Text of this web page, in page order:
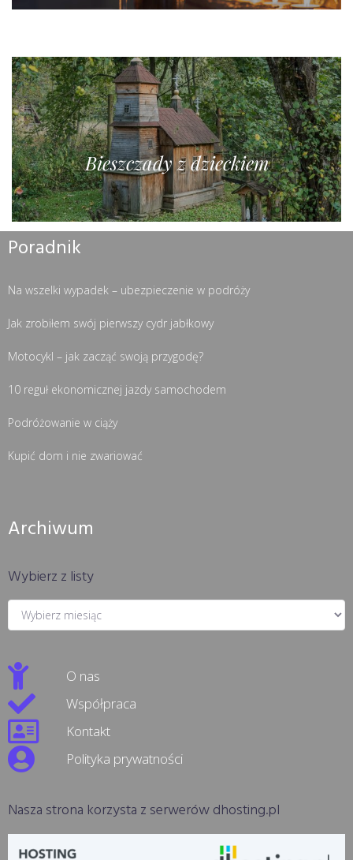
Bieszczady z dzieckiem
Poradnik
Na wszelki wypadek – ubezpieczenie w podróży
Jak zrobiłem swój pierwszy cydr jabłkowy
Motocykl – jak zacząć swoją przygodę?
10 reguł ekonomicznej jazdy samochodem
Podróżowanie w ciąży
Kupić dom i nie zwariować
Archiwum
Wybierz z listy
O nas
Współpraca
Kontakt
Polityka prywatności
Nasza strona korzysta z serwerów dhosting.pl